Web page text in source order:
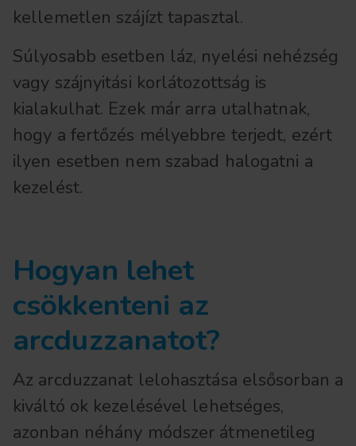
kellemetlen szájízt tapasztal.
Súlyosabb esetben láz, nyelési nehézség
vagy szájnyitási korlátozottság is
kialakulhat. Ezek már arra utalhatnak,
hogy a fertőzés mélyebbre terjedt, ezért
ilyen esetben nem szabad halogatni a
kezelést.
Hogyan lehet
csökkenteni az
arcduzzanatot?
Az arcduzzanat lelohasztása elsősorban a
kiváltó ok kezelésével lehetséges,
azonban néhány módszer átmenetileg